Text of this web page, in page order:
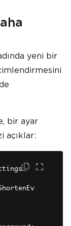
yeni bir
bir ayar
açıklar: